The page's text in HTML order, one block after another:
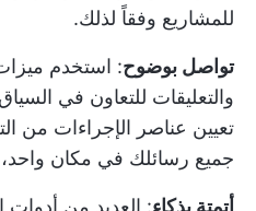
للمشاريع وفقاً لذلك.
تواصل بوضوح
والتعليقات للتعاون في
تعيين عناصر الإجراءات من
جميع رسائلك في مكان
أتمتة بذكاء: العديد من أدوات